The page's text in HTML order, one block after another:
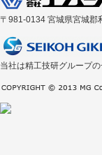
〒981-0134 宮城県宮城
当社は精工技研グループの